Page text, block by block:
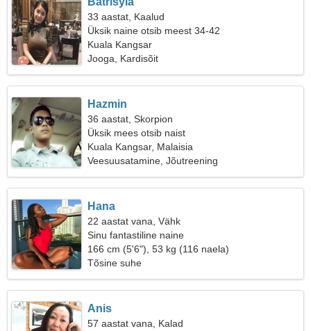
33 aastat, Kaalud
Üksik naine otsib meest 34-42
Kuala Kangsar
Jooga, Kardisõit
Hazmin
36 aastat, Skorpion
Üksik mees otsib naist
Kuala Kangsar, Malaisia
Veesuusatamine, Jõutreening
Hana
22 aastat vana, Vähk
Sinu fantastiline naine
166 cm (5'6"), 53 kg (116 naela)
Tõsine suhe
Anis
57 aastat vana, Kalad